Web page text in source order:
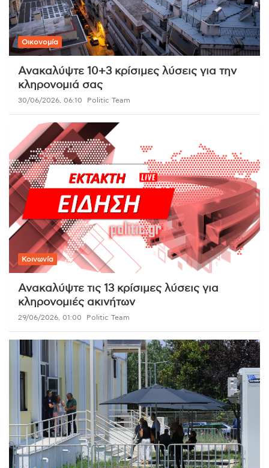
Οικονομία
Ανακαλύψτε 10+3 κρίσιμες λύσεις για την
κληρονομιά σας
30/06/2026, 06:10 Politic Team
Κοινωνία
Ανακαλύψτε τις 13 κρίσιμες λύσεις για
κληρονομιές ακινήτων
29/06/2026, 01:00 Politic Team